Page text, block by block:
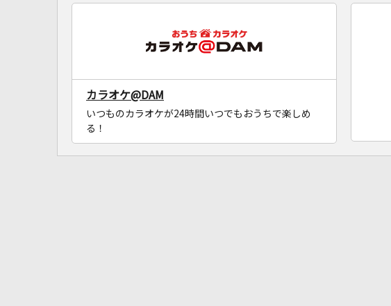
カラオケ@DAM
いつものカラオケが24時間いつでもおうちで楽しめ
る！